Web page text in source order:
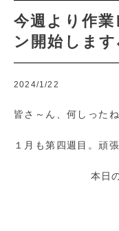
今週より作
ン開始しま
2024/1/22
皆さ～ん、何しったね
１月も第四週目。頑
本日